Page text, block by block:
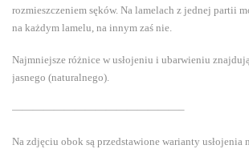
rozmieszczeniem sęków. Na lamelach z jednej partii
na każdym lamelu, na innym zaś nie.
Najmniejsze różnice w usłojeniu i ubarwieniu
jasnego (naturalnego).
————————————————–
Na zdjęciu obok są przedstawione warianty usłojenia